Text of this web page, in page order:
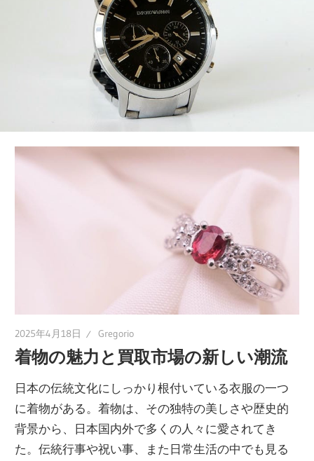
へ。
新
け
る
旅
へ。
2025年4月18日 Gregorio
着物の魅力と買取市場の新しい潮流
日本の伝統文化にしっかり根付いている衣服の一つ
に着物がある。着物は、その独特の美しさや歴史的
背景から、日本国内外で多くの人々に愛されてき
た。伝統行事や祝い事、また日常生活の中でも見る